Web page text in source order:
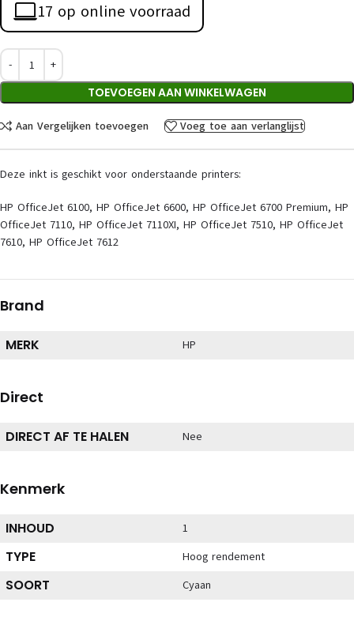
17 op online voorraad
TOEVOEGEN AAN WINKELWAGEN
Aan Vergelijken toevoegen Voeg toe aan verlanglijst
Deze inkt is geschikt voor onderstaande printers:
HP OfficeJet 6100, HP OfficeJet 6600, HP OfficeJet 6700 Premium, HP
OfficeJet 7110, HP OfficeJet 7110XI, HP OfficeJet 7510, HP OfficeJet
7610, HP OfficeJet 7612
Brand
MERK HP
Direct
DIRECT AF TE HALEN Nee
Kenmerk
INHOUD 1
TYPE Hoog rendement
SOORT Cyaan